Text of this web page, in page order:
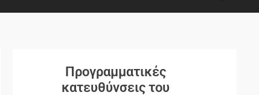
Προγραμματικές
κατευθύνσεις του